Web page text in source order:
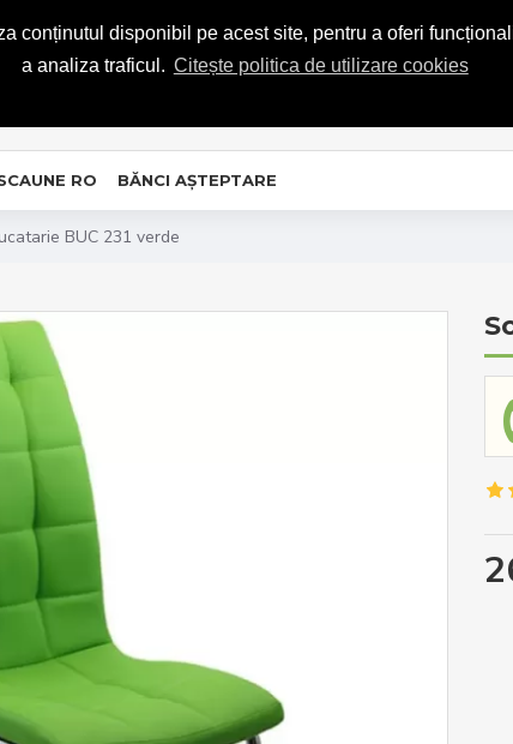
conținutul disponibil pe acest site, pentru a oferi
a analiza traficul. Citește politica de utilizare cookies
COMENZI TELEFONICE:
RO BĂNCI AȘTEPTARE
BUC 231 verde